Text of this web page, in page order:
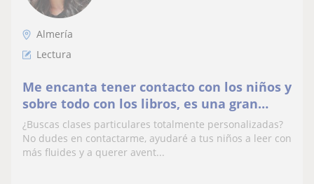
Almería
Lectura
Me encanta tener contacto con los niños y
sobre todo con los libros, es una gran
pasión
¿Buscas clases particulares totalmente personalizadas?
No dudes en contactarme, ayudaré a tus niños a leer con
más fluides y a querer avent...